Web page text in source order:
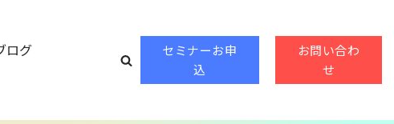
ログ
セミナーお申
込
お問い合わ
せ